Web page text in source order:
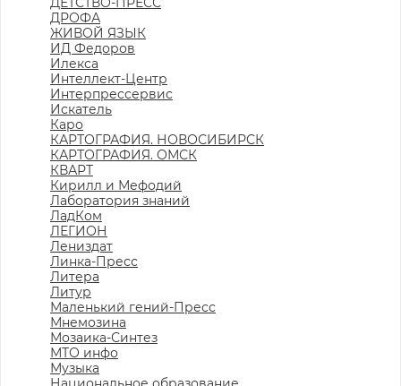
ДРОФА
ЖИВОЙ ЯЗЫК
ИД Федоров
Илекса
Интеллект-Центр
Интерпрессервис
Искатель
Каро
КАРТОГРАФИЯ. НОВОСИБИРСК
КАРТОГРАФИЯ. ОМСК
КВАРТ
Кирилл и Мефодий
Лаборатория знаний
ЛадКом
ЛЕГИОН
Лениздат
Линка-Пресс
Литера
Литур
Маленький гений-Пресс
Мнемозина
Мозаика-Синтез
МТО инфо
Музыка